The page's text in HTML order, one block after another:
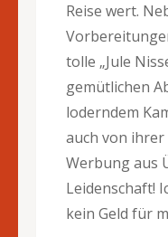
Reise wert.
tolle „Jule
gemütlichen
loderndem
auch von ihrer
Werbung aus
Leidenschaft!
kein Geld für